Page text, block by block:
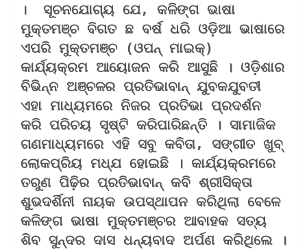
।  ସୂଚନଯୋଗ୍ୟ ଯେ, କଳିଙ୍ଗ ଭାଷା
ମୁକ୍ତମଞ୍ଚ ବିଗତ ଛ ବର୍ଷ ଧରି ଓଡ଼ିଆ ଭାଷାରେ
ଏପରି ମୁକ୍ତମଞ୍ଚ (ଓପନ୍ ମାଇକ୍)
କାର୍ଯ୍ୟକ୍ରମ ଆୟୋଜନ କରି ଆସୁଛି । ଓଡ଼ିଶାର
ବିଭିନ୍ନ ଅଞ୍ଚଳର ପ୍ରତିଭାବାନ୍ ଯୁବକଯୁବତୀ
ଏହା ମାଧ୍ୟମରେ ନିଜର ପ୍ରତିଭା ପ୍ରଦର୍ଶନ
କରି ପରିଚୟ ସୃଷ୍ଟି କରିପାରିଛନ୍ତି । ସାମାଜିକ
ଗଣମାଧ୍ୟମରେ ଏହି ସବୁ କବିତା, ସଙ୍ଗୀତ ଖୁବ୍
ଲୋକପ୍ରିୟ ମଧ୍ଯ ହୋଇଛି । କାର୍ଯ୍ୟକ୍ରମରେ
ତରୁଣ ପିଢ଼ିର ପ୍ରତିଭାବାନ୍ କବି ଶ୍ରୀସିକ୍ତା
ଶୁଭଦର୍ଶିନୀ ନାୟକ ଉପସ୍ଥାପନ କରିଥିଲା ବେଳେ
କଳିଙ୍ଗ ଭାଷା ମୁକ୍ତମଞ୍ଚର ଆବାହକ ସତ୍ୟ
ଶିବ ସୁନ୍ଦର ଦାସ ଧନ୍ୟବାଦ ଅର୍ପଣ କରିଥିଲେ ।